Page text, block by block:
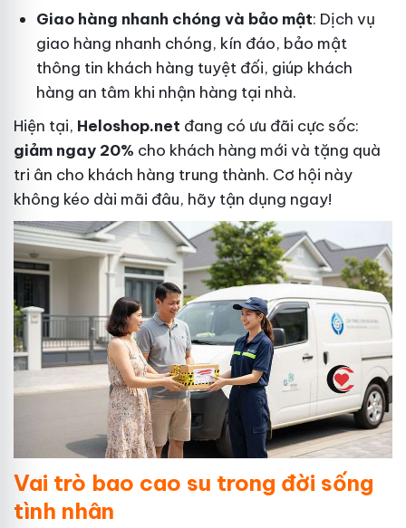
Giao hàng nhanh chóng và bảo mật: Dịch vụ
giao hàng nhanh chóng, kín đáo, bảo mật
thông tin khách hàng tuyệt đối, giúp khách
hàng an tâm khi nhận hàng tại nhà.
Hiện tại, Heloshop.net đang có ưu đãi cực sốc:
giảm ngay 20% cho khách hàng mới và tặng quà
tri ân cho khách hàng trung thành. Cơ hội này
không kéo dài mãi đâu, hãy tận dụng ngay!
Vai trò bao cao su trong đời sống
tình nhân